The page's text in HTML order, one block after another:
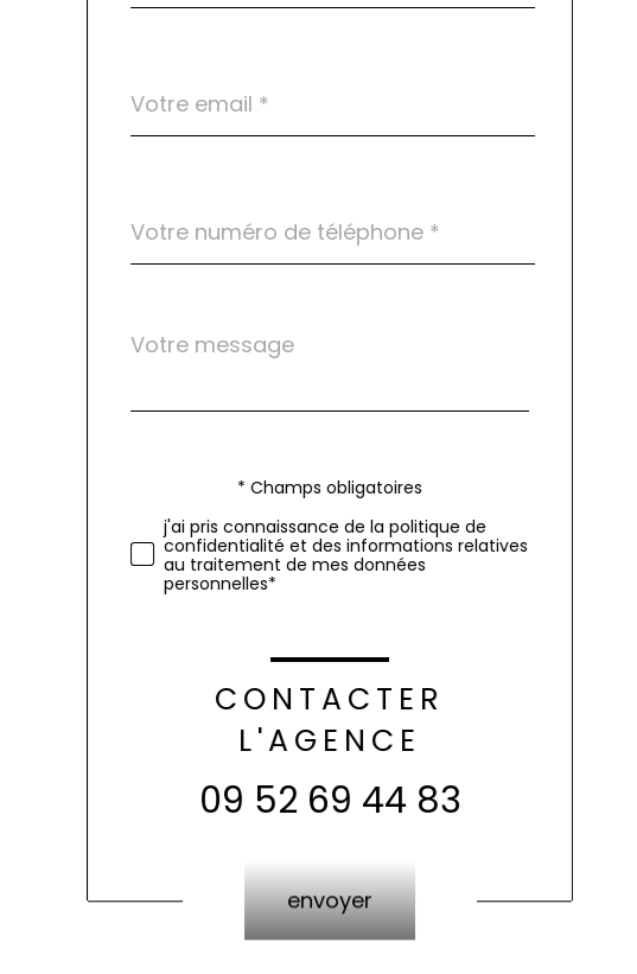
*
*
Fieldset
défaut
Message
*
Validation* Champs obligatoires
j'ai pris connaissance de la politique de
confidentialité et des informations relatives
au traitement de mes données
personnelles*
CONTACTER
L'AGENCE
09 52 69 44 83
envoyer